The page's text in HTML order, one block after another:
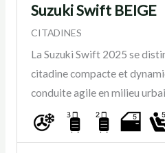
Suzuki Swift BEIGE
CITADINES
La Suzuki Swift 2025 se
citadine compacte et
conduite agile en milieu